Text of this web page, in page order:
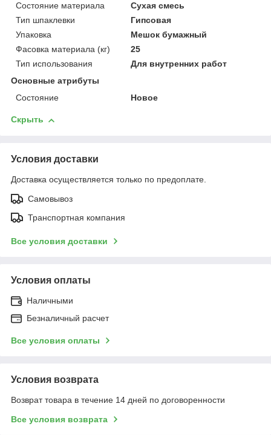
Состояние материала
Сухая смесь
Тип шпаклевки
Гипсовая
Упаковка
Мешок бумажный
Фасовка материала (кг)
25
Тип использования
Для внутренних работ
Основные атрибуты
Состояние
Новое
Скрыть
Условия доставки
Доставка осуществляется только по предоплате.
Самовывоз
Транспортная компания
Все условия доставки
Условия оплаты
Наличными
Безналичный расчет
Все условия оплаты
Условия возврата
Возврат товара в течение 14 дней по договоренности
Все условия возврата